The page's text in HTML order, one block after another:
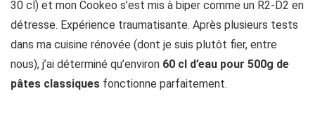
30 cl) et mon Cookeo s’est mis à biper comme un R2-D2 en
détresse. Expérience traumatisante. Après plusieurs tests
dans ma cuisine rénovée (dont je suis plutôt fier, entre
nous), j’ai déterminé qu’environ 60 cl d’eau pour 500g de
pâtes classiques fonctionne parfaitement.